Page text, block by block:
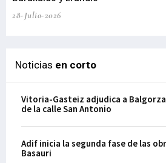
28-Julio-2026
Noticias en corto
Vitoria-Gasteiz adjudica a
de la calle San Antonio
Adif inicia la segunda fase de las
Basauri